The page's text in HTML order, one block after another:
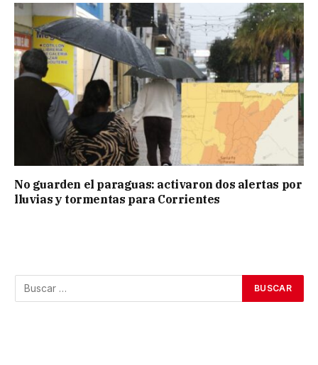
No guarden el paraguas: activaron dos alertas por
lluvias y tormentas para Corrientes